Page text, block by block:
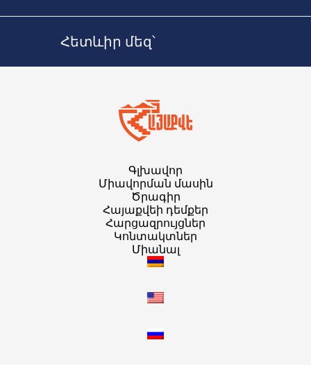
Հետևիր մեզ՝
Գլխավոր
Միավորման մասին
Ծրագիր
Հայաքվեի դեմքեր
Հարցազրույցներ
Կոնտակտներ
Միանալ